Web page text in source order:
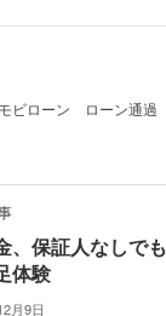
モビローン ローン通過
、保証人なしで
体験
月9日